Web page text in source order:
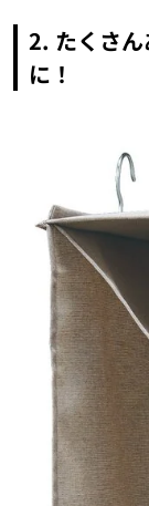
2. たくさ
に！